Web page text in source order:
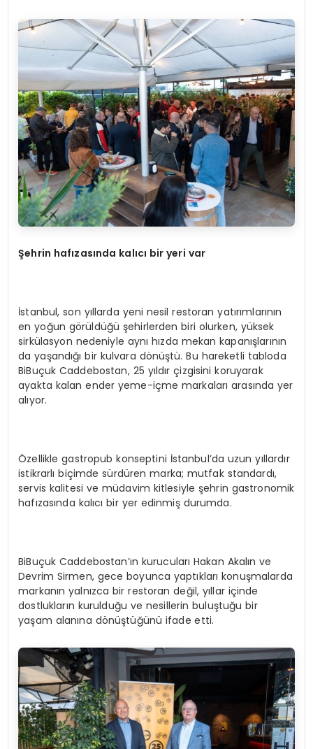
Şehrin hafızasında kalıcı bir yeri var
İstanbul, son yıllarda yeni nesil restoran yatırımlarının
en yoğun görüldüğü şehirlerden biri olurken, yüksek
sirkülasyon nedeniyle aynı hızda mekan kapanışlarının
da yaşandığı bir kulvara dönüştü. Bu hareketli tabloda
BiBuçuk Caddebostan, 25 yıldır çizgisini koruyarak
ayakta kalan ender yeme-içme markaları arasında yer
alıyor.
Özellikle gastropub konseptini İstanbul’da uzun yıllardır
istikrarlı biçimde sürdüren marka; mutfak standardı,
servis kalitesi ve müdavim kitlesiyle şehrin gastronomik
hafızasında kalıcı bir yer edinmiş durumda.
BiBuçuk Caddebostan’ın kurucuları Hakan Akalın ve
Devrim Sirmen, gece boyunca yaptıkları konuşmalarda
markanın yalnızca bir restoran değil, yıllar içinde
dostlukların kurulduğu ve nesillerin buluştuğu bir
yaşam alanına dönüştüğünü ifade etti.